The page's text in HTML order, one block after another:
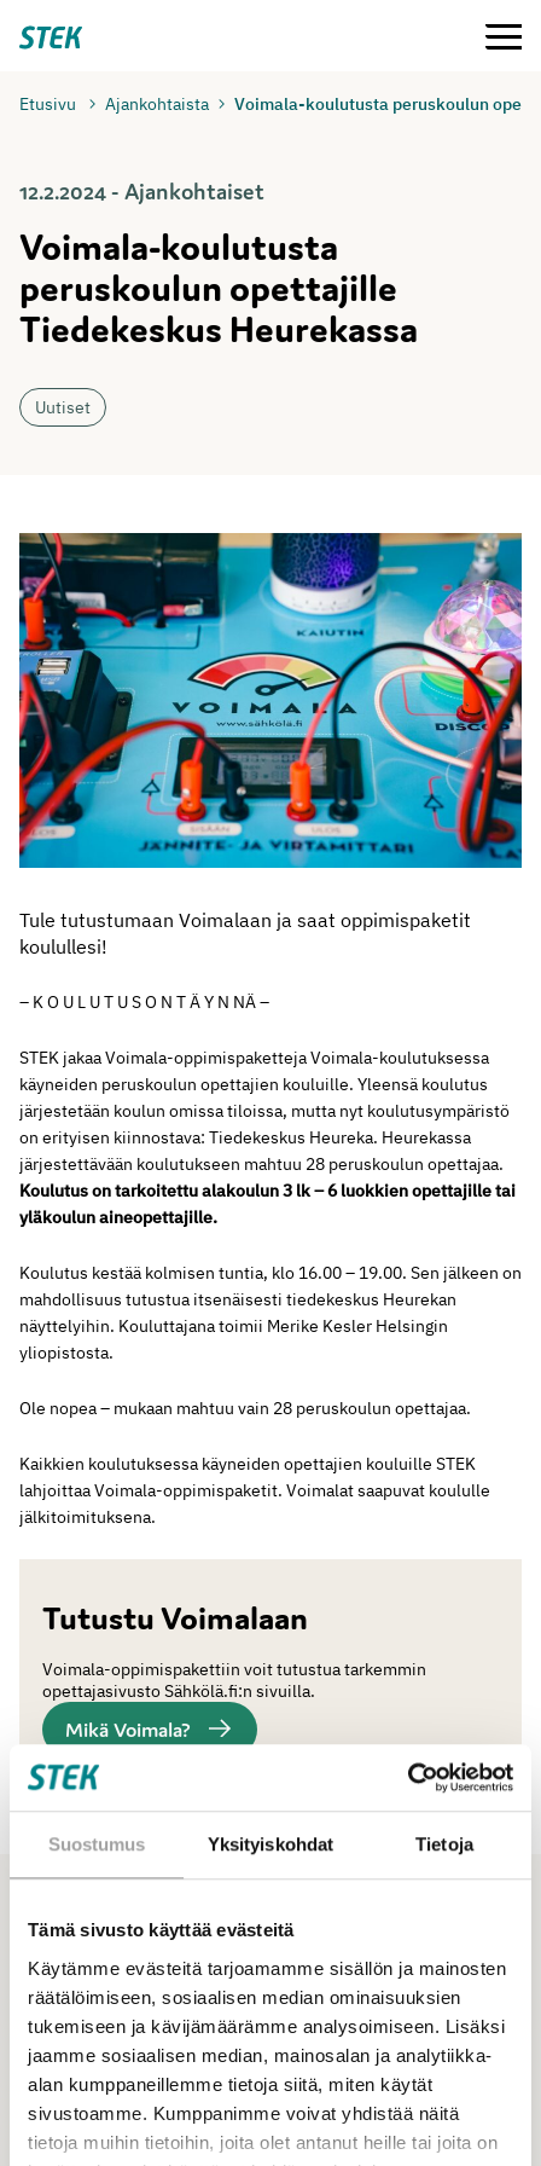
Suostumus Yksityiskohdat Tietoja
Tämä sivusto käyttää evästeitä
Käytämme evästeitä tarjoamamme sisällön ja mainosten
räätälöimiseen, sosiaalisen median ominaisuuksien
tukemiseen ja kävijämäärämme analysoimiseen. Lisäksi
jaamme sosiaalisen median, mainosalan ja analytiikka-
alan kumppaneillemme tietoja siitä, miten käytät
sivustoamme. Kumppanimme voivat yhdistää näitä
tietoja muihin tietoihin, joita olet antanut heille tai joita on
suoraan
Stek Valikko
Etusivu Ajankohtaista Voimala-koulutusta peruskoulun
12.2.2024 - Ajankohtaiset
Voimala-koulutusta
peruskoulun opettajille
Tiedekeskus Heurekassa
Uutiset
Tule tutustumaan Voimalaan ja saat oppimispaketit
koulullesi!
– K O U L U T U S O N T Ä Y N NÄ –
STEK jakaa Voimala-oppimispaketteja Voimala-koulutuksessa
käyneiden peruskoulun opettajien kouluille. Yleensä koulutus
järjestetään koulun omissa tiloissa, mutta nyt koulutusympäristö
on erityisen kiinnostava: Tiedekeskus Heureka. Heurekassa
järjestettävään koulutukseen mahtuu 28 peruskoulun opettajaa.
Koulutus on tarkoitettu alakoulun 3 lk – 6 luokkien opettajille tai
yläkoulun aineopettajille.
Koulutus kestää kolmisen tuntia, klo 16.00 – 19.00. Sen jälkeen on
mahdollisuus tutustua itsenäisesti tiedekeskus Heurekan
näyttelyihin. Kouluttajana toimii Merike Kesler Helsingin
yliopistosta.
Ole nopea – mukaan mahtuu vain 28 peruskoulun opettajaa.
Kaikkien koulutuksessa käyneiden opettajien kouluille STEK
lahjoittaa Voimala-oppimispaketit. Voimalat saapuvat koululle
jälkitoimituksena.
Tutustu Voimalaan
Voimala-oppimispakettiin voit tutustua tarkemmin
opettajasivusto Sähkölä.fi:n sivuilla.
Mikä Voimala?
Ajankohtaiset
Katso myös
Katso kaikki ajankohtaiset